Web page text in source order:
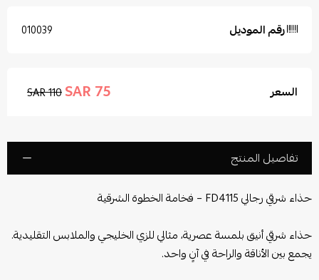
رقم الموديل 010039
السعر 75 SAR
110 SAR
تفاصيل المنتج
حذاء شرقي رجالي FD4115 – فخامة الخطوة الشرقية
حذاء شرقي أنيق بلمسة عصرية، مثالي للزي الخليجي والملابس التقليدية.
يجمع بين الأناقة والراحة في آنٍ واحد.